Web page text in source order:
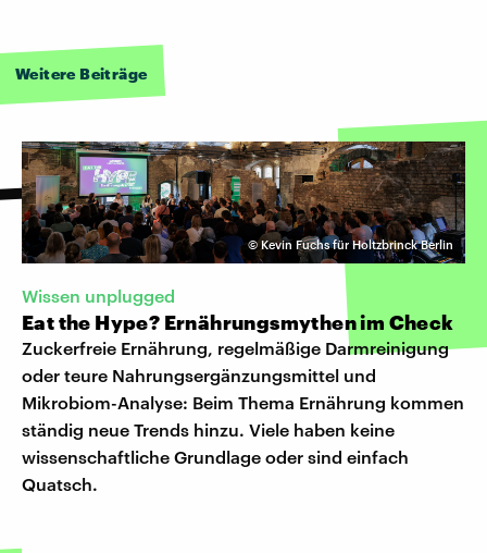
Weitere Beiträge
©Kevin Fuchs für Holtzbrinck Berlin
Wissen unplugged
Eat the Hype? Ernährungsmythen im Check
Zuckerfreie Ernährung, regelmäßige Darmreinigung
oder teure Nahrungsergänzungsmittel und
Mikrobiom-Analyse: Beim Thema Ernährung kommen
ständig neue Trends hinzu. Viele haben keine
wissenschaftliche Grundlage oder sind einfach
Quatsch.